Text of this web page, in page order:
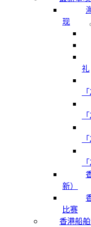
现
礼
新）
比赛
香港船